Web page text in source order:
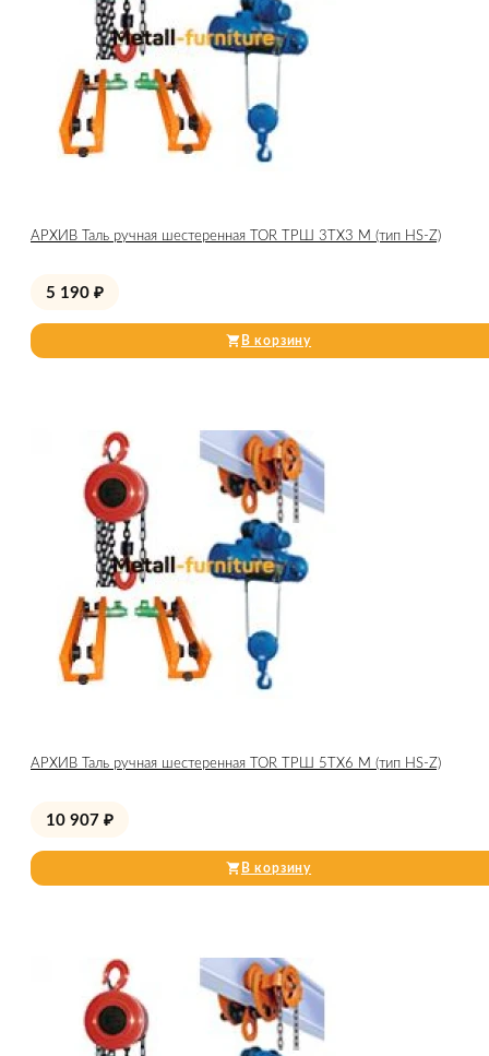
АРХИВ Таль ручная шестеренная TOR ТРШ 3ТХ3 М (тип HS-Z)
5 190 ₽
В корзину
АРХИВ Таль ручная шестеренная TOR ТРШ 5ТХ6 М (тип HS-Z)
10 907 ₽
В корзину